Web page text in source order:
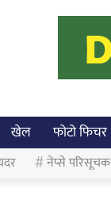
खेल फोटो फिचर
नेप्से परिसूचक